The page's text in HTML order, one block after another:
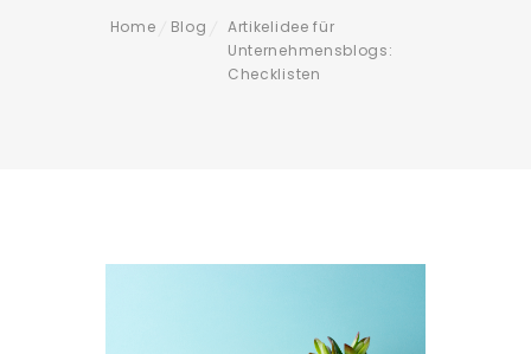
Home Blog
Artikelidee für
Unternehmensblogs:
Checklisten